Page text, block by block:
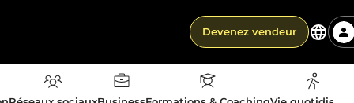
Devenez vendeur